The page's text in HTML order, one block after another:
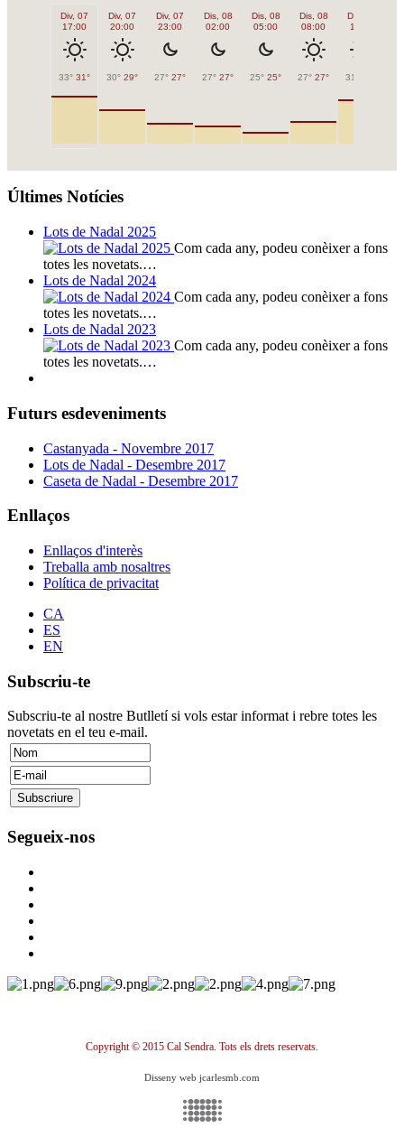
Div, 07
17:00
33° 31°
Div, 07
20:00
30° 29°
Div, 07
23:00
27° 27°
Dis, 08
02:00
27° 27°
Dis, 08
05:00
25° 25°
Dis, 08
08:00
27° 27°
Dis, 08
11:00
31°
Últimes Notícies
Lots de Nadal 2025
Com cada any, podeu conèixer a fons
totes les novetats.…
Lots de Nadal 2024
Com cada any, podeu conèixer a fons
totes les novetats.…
Lots de Nadal 2023
Com cada any, podeu conèixer a fons
totes les novetats.…
Futurs esdeveniments
Castanyada - Novembre 2017
Lots de Nadal - Desembre 2017
Caseta de Nadal - Desembre 2017
Enllaços
Enllaços d'interès
Treballa amb nosaltres
Política de privacitat
CA
ES
EN
Subscriu-te
Subscriu-te al nostre Butlletí si vols estar informat i rebre totes les
novetats en el teu e-mail.
Segueix-nos
Copyright © 2015 Cal Sendra. Tots els drets reservats.
Disseny web jcarlesmb.com